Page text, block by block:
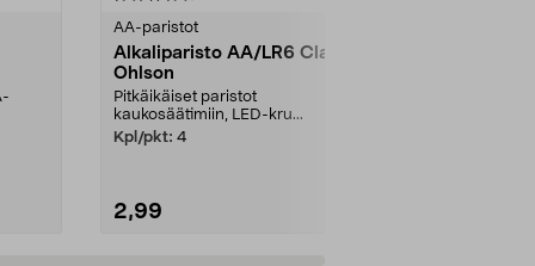
AA-paristot
Alkaliparisto AA/LR6 Clas
Ohlson
Pitkäikäiset paristot
kaukosäätimiin, LED-kru...
Kpl/pkt: 4
2,99